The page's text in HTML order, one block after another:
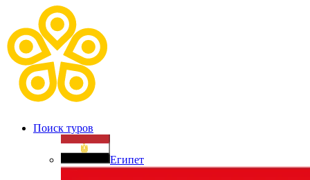
Поиск туров
Египет